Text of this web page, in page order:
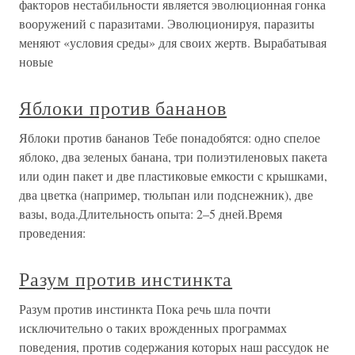
факторов нестабильности является эволюционная гонка
вооружений с паразитами. Эволюционируя, паразиты
меняют «условия среды» для своих жертв. Вырабатывая
новые
Яблоки против бананов
Яблоки против бананов Тебе понадобятся: одно спелое
яблоко, два зеленых банана, три полиэтиленовых пакета
или один пакет и две пластиковые емкости с крышками,
два цветка (например, тюльпан или подснежник), две
вазы, вода.Длительность опыта: 2–5 дней.Время
проведения:
Разум против инстинкта
Разум против инстинкта Пока речь шла почти
исключительно о таких врожденных программах
поведения, против содержания которых наш рассудок не